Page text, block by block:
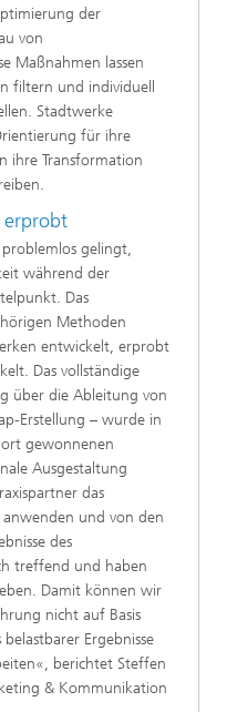
der
von
Maßnahmen lassen
filtern und individuell
Stadtwerke
für ihre
ihre Transformation
erprobt
gelingt,
während der
Das
Methoden
entwickelt, erprobt
Das vollständige
über die Ableitung von
Erstellung – wurde in
gewonnenen
Ausgestaltung
das
anwenden und von den
des
treffend und haben
Damit können wir
nicht auf Basis
Ergebnisse
berichtet Steffen
& Kommunikation